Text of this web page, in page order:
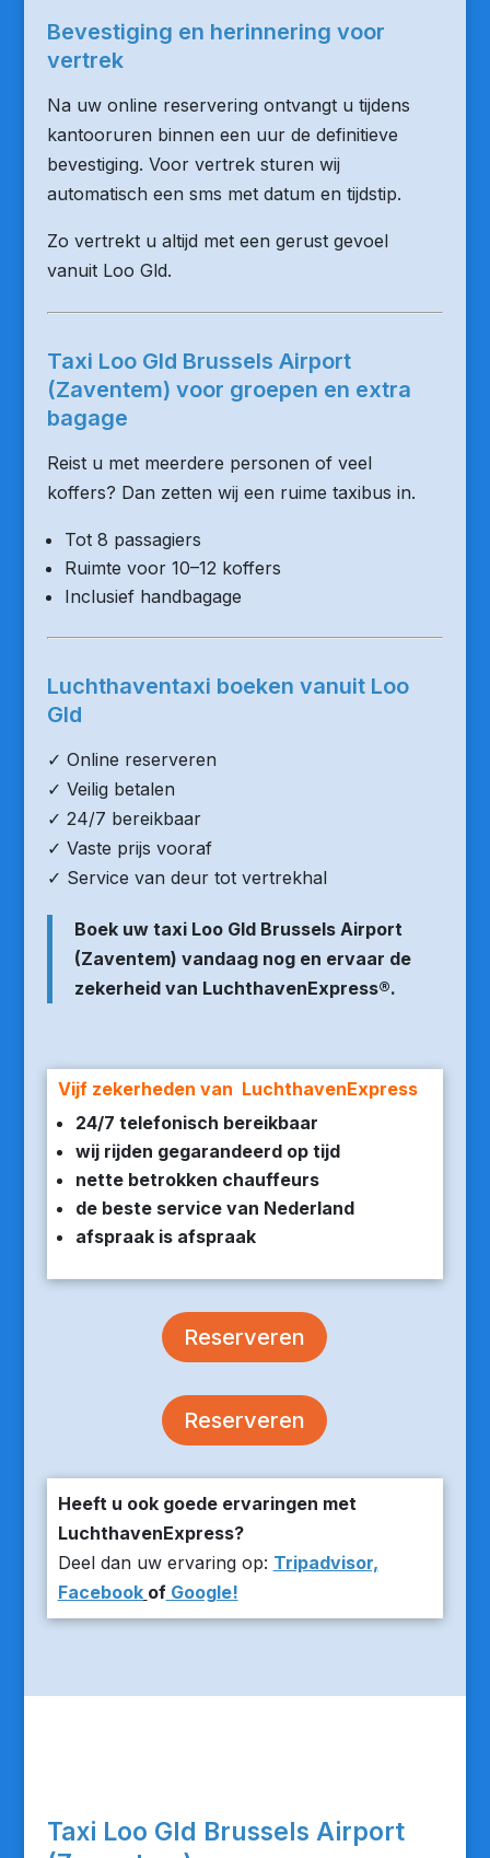
Bevestiging en herinnering voor
vertrek
Na uw online reservering ontvangt u tijdens
kantooruren binnen een uur de definitieve
bevestiging. Voor vertrek sturen wij
automatisch een sms met datum en tijdstip.
Zo vertrekt u altijd met een gerust gevoel
vanuit Loo Gld.
Taxi Loo Gld Brussels Airport
(Zaventem) voor groepen en extra
bagage
Reist u met meerdere personen of veel
koffers? Dan zetten wij een ruime taxibus in.
Tot 8 passagiers
Ruimte voor 10–12 koffers
Inclusief handbagage
Luchthaventaxi boeken vanuit Loo
Gld
✓ Online reserveren
✓ Veilig betalen
✓ 24/7 bereikbaar
✓ Vaste prijs vooraf
✓ Service van deur tot vertrekhal
Boek uw taxi Loo Gld Brussels Airport
(Zaventem) vandaag nog en ervaar de
zekerheid van LuchthavenExpress®.
Vijf zekerheden van LuchthavenExpress
24/7 telefonisch bereikbaar
wij rijden gegarandeerd op tijd
nette betrokken chauffeurs
de beste service van Nederland
afspraak is afspraak
Reserveren
Reserveren
Heeft u ook goede ervaringen met
LuchthavenExpress?
Deel dan uw ervaring op: Tripadvisor,
Facebook ofGoogle!
Taxi Loo Gld Brussels Airport